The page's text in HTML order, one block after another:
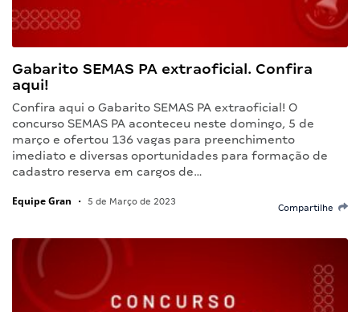
Gabarito SEMAS PA extraoficial. Confira
aqui!
Confira aqui o Gabarito SEMAS PA extraoficial! O
concurso SEMAS PA aconteceu neste domingo, 5 de
março e ofertou 136 vagas para preenchimento
imediato e diversas oportunidades para formação de
cadastro reserva em cargos de…
Equipe Gran • 5 de Março de 2023
Compartilhe